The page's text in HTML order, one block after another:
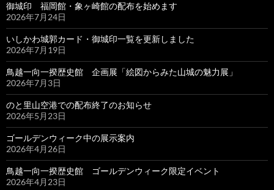
御城印 福岡館・象ヶ崎館の配布を始めます
2026年7月24日
いしかわ城郭カード・御城印一覧を更新しました
2026年7月19日
鳥越一向一揆歴史館 企画展「絵図からみた山城の魅力展」
2026年7月3日
のと里山空港での配布終了のお知らせ
2026年5月23日
ゴールデンウィーク中の展示案内
2026年4月26日
鳥越一向一揆歴史館 ゴールデンウィーク限定イベント
2026年4月23日